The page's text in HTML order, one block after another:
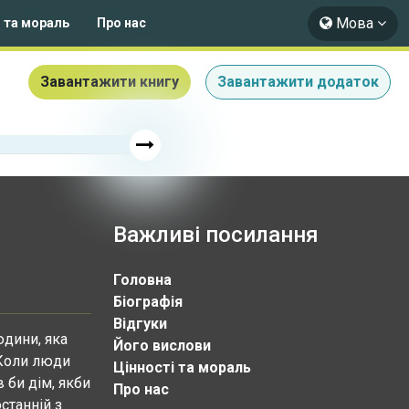
та мораль Про нас Мова
Завантажити книгу Завантажити додаток
яка
люди
би дім, якби
з
Важливі посилання
Головна
Біографія
Відгуки
Його вислови
Цінності та мораль
Про нас